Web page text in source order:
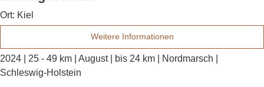
Ort: Kiel
Weitere Informationen
2024 | 25 - 49 km | August | bis 24 km | Nordmarsch |
Schleswig-Holstein